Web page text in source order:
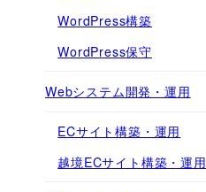
WordPress構築
WordPress保守
Webシステム開発・運用
ECサイト構築・運用
越境ECサイト構築・運用